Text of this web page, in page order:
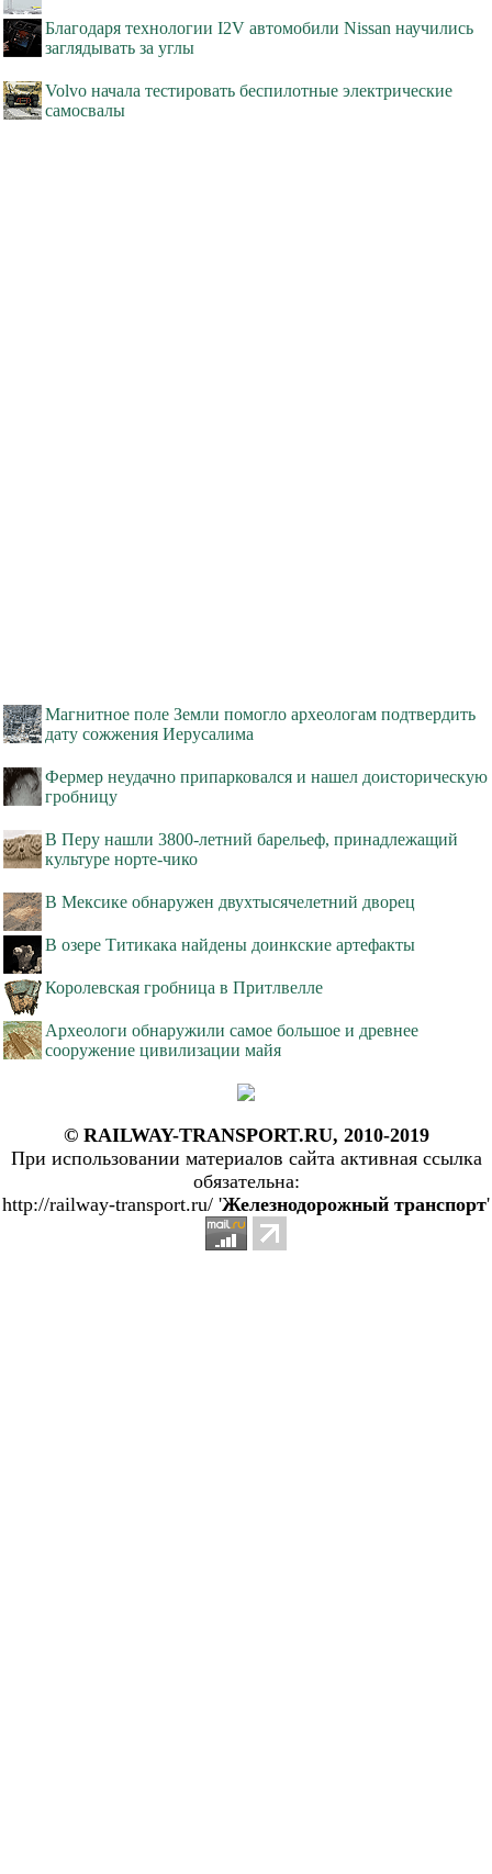
Благодаря технологии I2V автомобили Nissan научились
заглядывать за углы
Volvo начала тестировать беспилотные электрические
самосвалы
Магнитное поле Земли помогло археологам подтвердить
дату сожжения Иерусалима
Фермер неудачно припарковался и нашел доисторическую
гробницу
В Перу нашли 3800-летний барельеф, принадлежащий
культуре норте-чико
В Мексике обнаружен двухтысячелетний дворец
В озере Титикака найдены доинкские артефакты
Королевская гробница в Притлвелле
Археологи обнаружили самое большое и древнее
сооружение цивилизации майя
© RAILWAY-TRANSPORT.RU, 2010-2019
При использовании материалов сайта активная ссылка
обязательна:
http://railway-transport.ru/ 'Железнодорожный транспорт'